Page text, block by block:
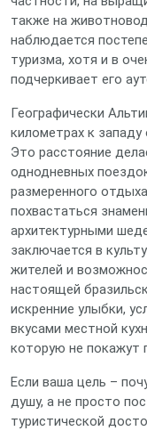
также на
наблюдается
туризма, хотя и в
подчеркивает его
Географически
километрах к
Это расстояние
однодневных
размеренного
похвастаться
архитектурными
заключается в
жителей и
настоящей
искренние улыбки,
вкусами местной
которую не покажут
Если ваша цель –
душу, а не просто
туристической